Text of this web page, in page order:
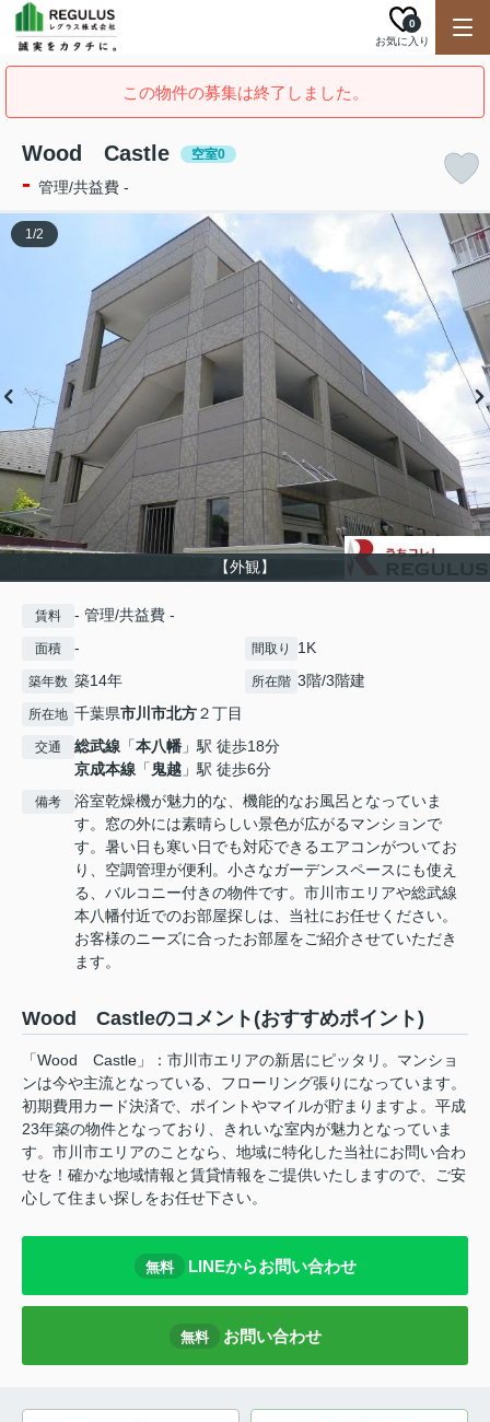
お気に入り
0
この物件の募集は終了しました。
Wood Castle 空室0
- 管理/共益費 -
【外観】
1/2
賃料 - 管理/共益費 -
面積 - 間取り 1K
築年数 築14年 所在階 3階/3階建
所在地 千葉県市川市北方２丁目
交通 総武線 「本八幡 」駅 徒歩18分
京成本線 「 鬼越 」駅 徒歩6分
備考
浴室乾燥機が魅力的な、機能的なお風呂となっていま
す。窓の外には素晴らしい景色が広がるマンションで
す。暑い日も寒い日でも対応できるエアコンがついてお
り、空調管理が便利。小さなガーデンスペースにも使え
る、バルコニー付きの物件です。市川市エリアや総武線
本八幡付近でのお部屋探しは、当社にお任せください。
お客様のニーズに合ったお部屋をご紹介させていただき
ます。
Wood Castleのコメント(おすすめポイント)
「Wood Castle」：市川市エリアの新居にピッタリ。マンショ
ンは今や主流となっている、フローリング張りになっています。
初期費用カード決済で、ポイントやマイルが貯まりますよ。平成
23年築の物件となっており、きれいな室内が魅力となっていま
す。市川市エリアのことなら、地域に特化した当社にお問い合わ
せを！確かな地域情報と賃貸情報をご提供いたしますので、ご安
心して住まい探しをお任せ下さい。
無料 LINEからお問い合わせ
無料 お問い合わせ